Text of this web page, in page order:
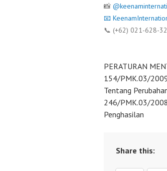
📸
📧
📞 (+62) 021-628-
PERATURAN
154/PMK.03/
Tentang
246/PMK.03/
Penghasilan
Share this: